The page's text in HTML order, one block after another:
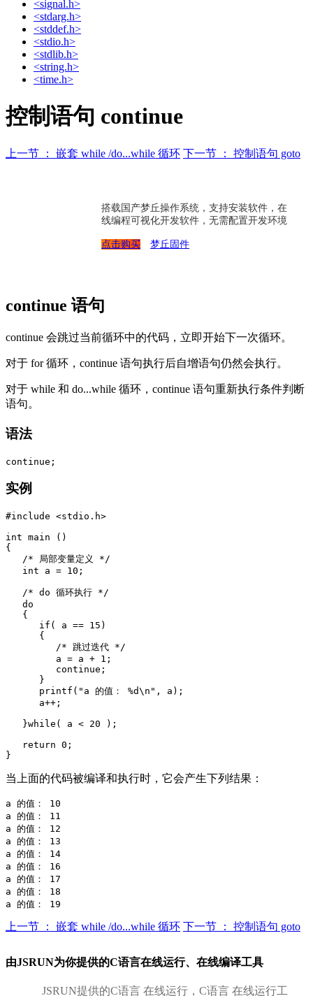
<signal.h>
<stdarg.h>
<stddef.h>
<stdio.h>
<stdlib.h>
<string.h>
<time.h>
控制语句 continue
上一节 ： 嵌套 while /do...while 循环 下一节 ： 控制语句 goto
搭载国产梦丘操作系统，支持安装软件，在
线编程可视化开发软件，无需配置开发环境
点击购买 梦丘固件
continue 语句
continue 会跳过当前循环中的代码，立即开始下一次循环。
对于 for 循环，continue 语句执行后自增语句仍然会执行。
对于 while 和 do...while 循环，continue 语句重新执行条件判断
语句。
语法
实例
#include <stdio.h>
int main ()
{
   /* 局部变量定义 */
   int a = 10;
   /* do 循环执行 */
   do
   {
      if( a == 15)
      {
         /* 跳过迭代 */
         a = a + 1;
         continue;
      }
      printf("a 的值： %d\n", a);
      a++;
   }while( a < 20 );
   return 0;
当上面的代码被编译和执行时，它会产生下列结果：
a 的值： 10
a 的值： 11
a 的值： 12
a 的值： 13
a 的值： 14
a 的值： 16
a 的值： 17
a 的值： 18
上一节 ： 嵌套 while /do...while 循环 下一节 ： 控制语句 goto
由JSRUN为你提供的C语言在线运行、在线编译工具
JSRUN提供的C语言 在线运行，C语言 在线运行工